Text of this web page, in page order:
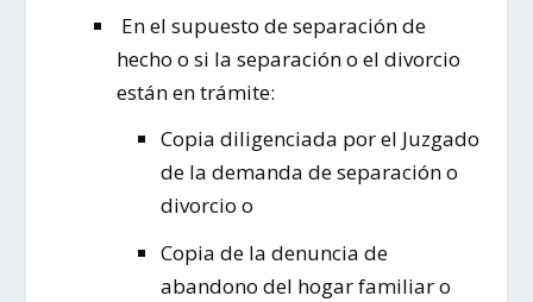
En el supuesto de separación de
hecho o si la separación o el divorcio
están en trámite:
Copia diligenciada por el Juzgado
de la demanda de separación o
divorcio o
Copia de la denuncia de
abandono del hogar familiar o